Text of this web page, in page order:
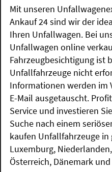
Mit unseren
Ankauf 24 sind wir der
Ihren Unfallwagen. Bei
Unfallwagen online
Fahrzeugbesichtigung ist
Unfallfahrzeuge nicht
Informationen werden im
E-Mail ausgetauscht.
Service und investieren
Suche nach einem
kaufen Unfallfahrzeuge in
Luxemburg,
Österreich, Dänemark